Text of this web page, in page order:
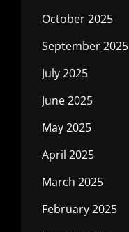
October 2025
September 2025
July 2025
June 2025
May 2025
April 2025
March 2025
February 2025